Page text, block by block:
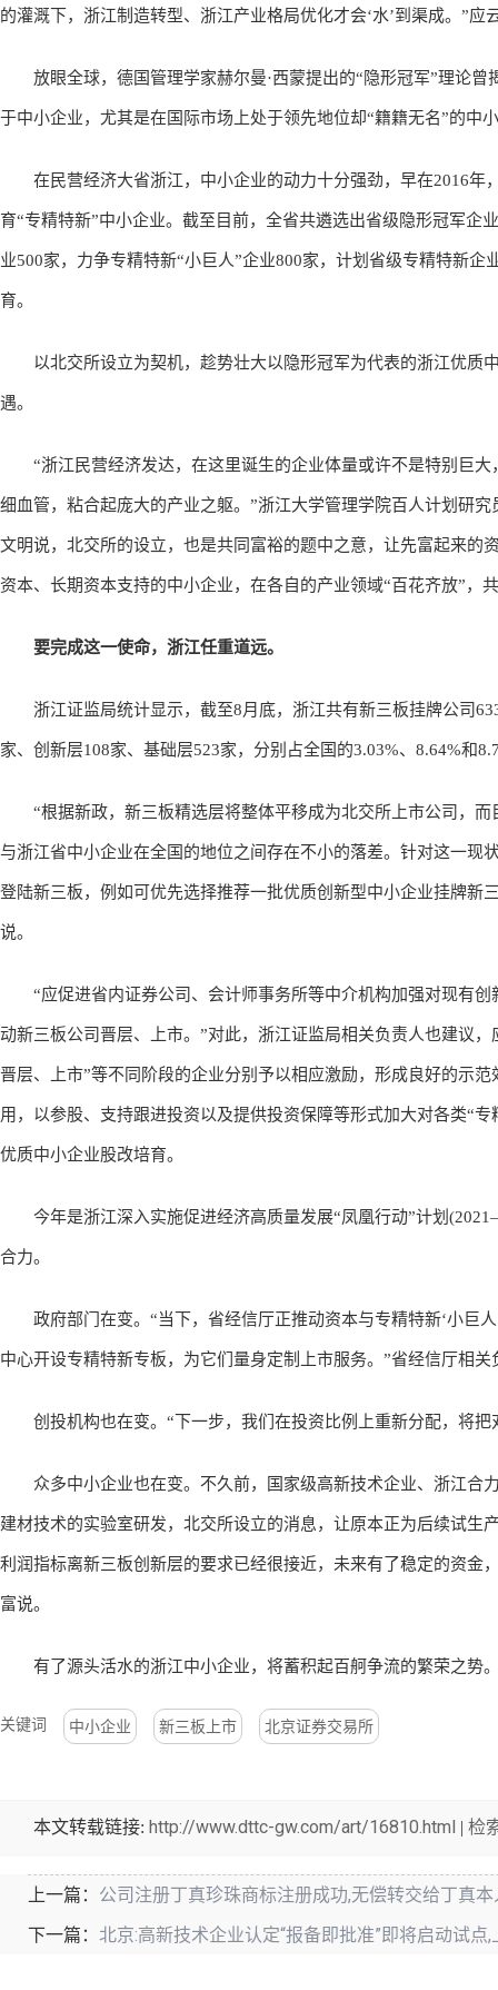
的灌溉下，浙江制造转型、浙江产业格局优化才会‘水’到渠成。”应
放眼全球，德国管理学家赫尔曼·西蒙提出的“隐形冠军”理论曾
于中小企业，尤其是在国际市场上处于领先地位却“籍籍无名”的中
在民营经济大省浙江，中小企业的动力十分强劲，早在2016年
育“专精特新”中小企业。截至目前，全省共遴选出省级隐形冠军企
业500家，力争专精特新“小巨人”企业800家，计划省级专精特新
育。
以北交所设立为契机，趁势壮大以隐形冠军为代表的浙江优质
遇。
“浙江民营经济发达，在这里诞生的企业体量或许不是特别巨大
细血管，粘合起庞大的产业之躯。”浙江大学管理学院百人计划研
文明说，北交所的设立，也是共同富裕的题中之意，让先富起来的
资本、长期资本支持的中小企业，在各自的产业领域“百花齐放”，
要完成这一使命，浙江任重道远。
浙江证监局统计显示，截至8月底，浙江共有新三板挂牌公司
家、创新层108家、基础层523家，分别占全国的3.03%、8.64%和
“根据新政，新三板精选层将整体平移成为北交所上市公司，而
与浙江省中小企业在全国的地位之间存在不小的落差。针对这一现
登陆新三板，例如可优先选择推荐一批优质创新型中小企业挂牌新
说。
“应促进省内证券公司、会计师事务所等中介机构加强对现有创
动新三板公司晋层、上市。”对此，浙江证监局相关负责人也建议
晋层、上市”等不同阶段的企业分别予以相应激励，形成良好的示
用，以参股、支持跟进投资以及提供投资保障等形式加大对各类“
优质中小企业股改培育。
今年是浙江深入实施促进经济高质量发展“凤凰行动”计划
合力。
政府部门在变。“当下，省经信厅正推动资本与专精特新‘小巨
中心开设专精特新专板，为它们量身定制上市服务。”省经信厅相关
创投机构也在变。“下一步，我们在投资比例上重新分配，将把
众多中小企业也在变。不久前，国家级高新技术企业、浙江合
建材技术的实验室研发，北交所设立的消息，让原本正为后续试生
利润指标离新三板创新层的要求已经很接近，未来有了稳定的资金
富说。
有了源头活水的浙江中小企业，将蓄积起百舸争流的繁荣之势
关键词 中小企业 新三板上市 北京证券交易所
本文转载链接: http://www.dttc-gw.com/art/16810.html | 检
上一篇： 公司注册丁真珍珠商标注册成功,无偿转交给丁真本
下一篇： 北京:高新技术企业认定“报备即批准”即将启动试点